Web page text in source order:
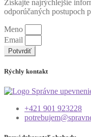
Získajte najrýchlejšie
odporúčaných postupoch
Meno
Email
Potvrdiť
Rýchly kontakt
+421 901 923228